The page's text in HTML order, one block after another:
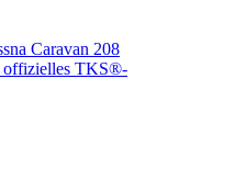
Caravan 208
offizielles TKS®-